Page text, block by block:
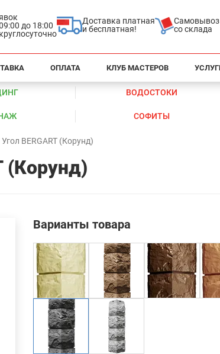
до 18:00
Доставка платная
и бесплатная!
Самовывоз
со склада
ОПЛАТА КЛУБ МАСТЕРОВ
ВОДОСТОКИ
СОФИТЫ
BERGART (Корунд)
(Корунд)
Варианты товара